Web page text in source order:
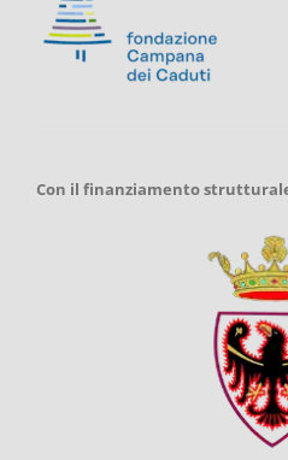
Con il finanziamento